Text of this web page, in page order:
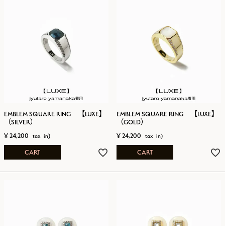
EMBLEM SQUARE RING 【LUXE】
（SILVER）
¥ 24,200
CART
EMBLEM SQUARE RING 【LUXE】
（GOLD）
¥ 24,200
CART